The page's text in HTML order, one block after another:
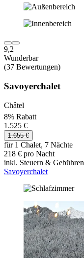
9,2
Wunderbar
(37 Bewertungen)
Savoyerchalet
Châtel
8% Rabatt
1.525 €
1.655 €
für 1 Chalet, 7 Nächte
218 € pro Nacht
inkl. Steuern & Gebühren
Savoyerchalet